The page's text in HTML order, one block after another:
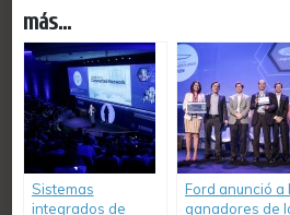
más...
Sistemas
integrados de
Ford anunció a
ganadores de